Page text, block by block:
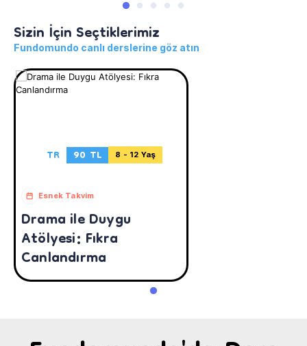
Sizin İçin Seçtiklerimiz
Fundomundo canlı derslerine göz atın
TR 90 TL 8 - 12 Yaş
Esnek Takvim
Drama ile Duygu
Atölyesi: Fıkra
Canlandırma